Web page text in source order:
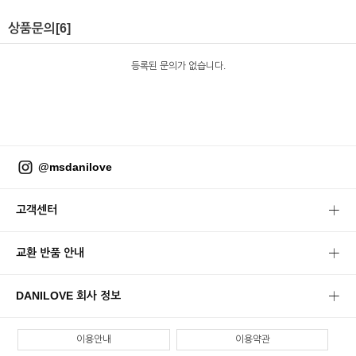
상품문의 [6]
등록된 문의가 없습니다.
@msdanilove
고객센터
교환 반품 안내
DANILOVE 회사 정보
이용안내 이용약관